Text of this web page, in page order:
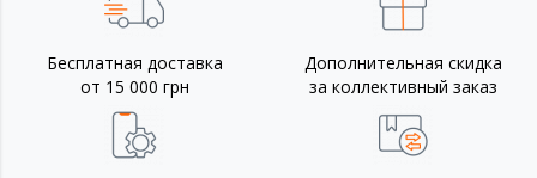
Бесплатная доставка
от 15 000 грн
Дополнительная скидка
за коллективный заказ